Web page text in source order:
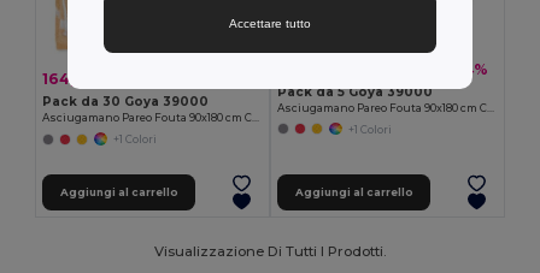
164,70 €
Pack da 30 Goya 39000
Asciugamano Pareo Fouta 90x180 cm Cotone/Poliester ZANZIBAR
+1 Colori
Aggiungi al carrello
-14%
Pack da 5 Goya 39000
+1 Colori
Aggiungi al carrello
Visualizzazione Di Tutti I Prodotti.
Accettare tutto